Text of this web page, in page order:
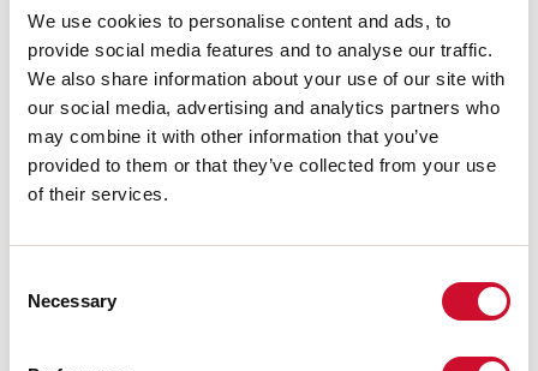
We use cookies to personalise content and ads, to
provide social media features and to analyse our traffic.
We also share information about your use of our site with
our social media, advertising and analytics partners who
may combine it with other information that you’ve
provided to them or that they’ve collected from your use
of their services.
Selection
Necessary
Download
AUSZUG AUS DEM KATALOG